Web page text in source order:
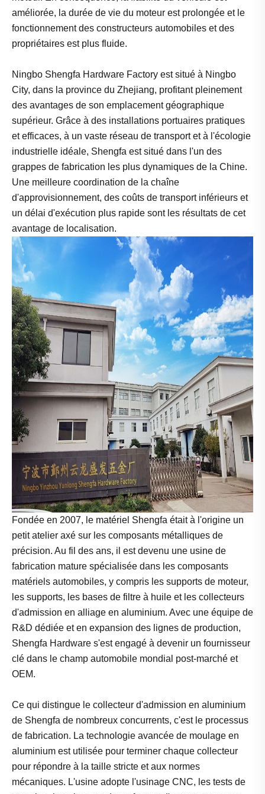
améliorée, la durée de vie du moteur est prolongée et le
fonctionnement des constructeurs automobiles et des
propriétaires est plus fluide.
Ningbo Shengfa Hardware Factory est situé à Ningbo
City, dans la province du Zhejiang, profitant pleinement
des avantages de son emplacement géographique
supérieur. Grâce à des installations portuaires pratiques
et efficaces, à un vaste réseau de transport et à l'écologie
industrielle idéale, Shengfa est situé dans l'un des
grappes de fabrication les plus dynamiques de la Chine.
Une meilleure coordination de la chaîne
d'approvisionnement, des coûts de transport inférieurs et
un délai d'exécution plus rapide sont les résultats de cet
avantage de localisation.
Fondée en 2007, le matériel Shengfa était à l'origine un
petit atelier axé sur les composants métalliques de
précision. Au fil des ans, il est devenu une usine de
fabrication mature spécialisée dans les composants
matériels automobiles, y compris les supports de moteur,
les supports, les bases de filtre à huile et les collecteurs
d'admission en alliage en aluminium. Avec une équipe de
R&D dédiée et en expansion des lignes de production,
Shengfa Hardware s'est engagé à devenir un fournisseur
clé dans le champ automobile mondial post-marché et
OEM.
Ce qui distingue le collecteur d'admission en aluminium
de Shengfa de nombreux concurrents, c'est le processus
de fabrication. La technologie avancée de moulage en
aluminium est utilisée pour terminer chaque collecteur
pour répondre à la taille stricte et aux normes
mécaniques. L'usine adopte l'usinage CNC, les tests de